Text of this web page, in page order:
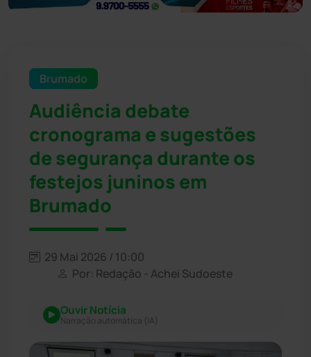
Brumado
Audiência debate
cronograma e sugestões
de segurança durante os
festejos juninos em
Brumado
29 Mai 2026 / 10:00
Por: Redação - Achei Sudoeste
Ouvir Notícia
Narração automática (IA)